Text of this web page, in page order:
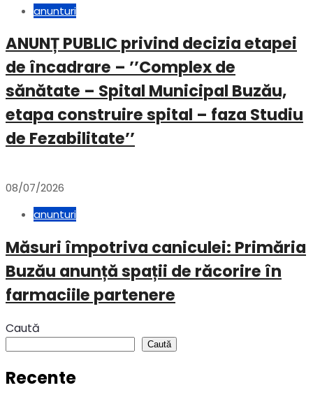
anunturi
ANUNȚ PUBLIC privind decizia etapei
de încadrare – ’’Complex de
sănătate – Spital Municipal Buzău,
etapa construire spital – faza Studiu
de Fezabilitate’’
08/07/2026
anunturi
Măsuri împotriva caniculei: Primăria
Buzău anunță spații de răcorire în
farmaciile partenere
Caută
Caută
Recente